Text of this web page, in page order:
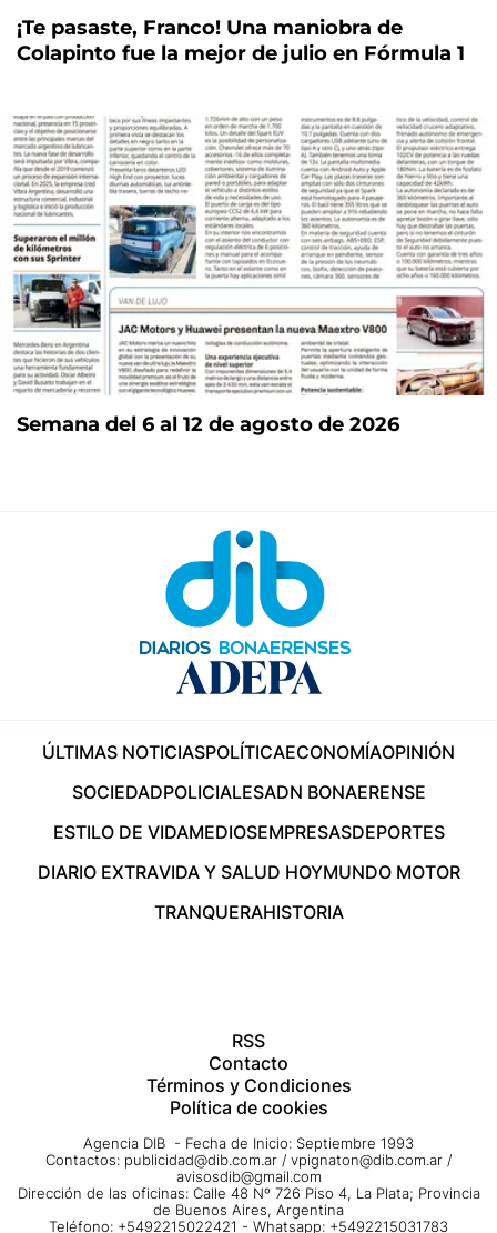
¡Te pasaste, Franco! Una maniobra de
Colapinto fue la mejor de julio en Fórmula 1
Semana del 6 al 12 de agosto de 2026
ÚLTIMAS NOTICIASPOLÍTICAECONOMÍAOPINIÓN
SOCIEDADPOLICIALESADN BONAERENSE
ESTILO DE VIDAMEDIOSEMPRESASDEPORTES
DIARIO EXTRAVIDA Y SALUD HOYMUNDO MOTOR
TRANQUERAHISTORIA
RSS
Contacto
Términos y Condiciones
Política de cookies
Agencia DIB - Fecha de Inicio: Septiembre 1993
Contactos: publicidad@dib.com.ar / vpignaton@dib.com.ar /
avisosdib@gmail.com
Dirección de las oficinas: Calle 48 Nº 726 Piso 4, La Plata; Provincia
de Buenos Aires, Argentina
Teléfono: +5492215022421 - Whatsapp: +5492215031783